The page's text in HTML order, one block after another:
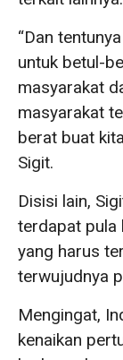
“Dan
untuk betul-
masyarakat
masyarakat
berat buat
Sigit.
Disisi lain,
terdapat pula
yang harus
terwujudnya
Mengingat,
kenaikan